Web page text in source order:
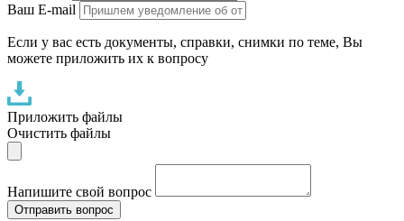
Ваш E-mail
Если у вас есть документы, справки, снимки по теме, Вы
можете приложить их к вопросу
Приложить файлы
Очистить файлы
Напишите свой вопрос
Отправить вопрос